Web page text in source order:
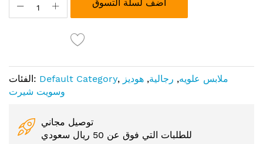
أضف لسلة التسوق
الفئات: Default Category, ملابس علويه, رجالية, هوديز
وسويت شيرت
توصيل مجاني
للطلبات التي فوق عن 50 ريال سعودي